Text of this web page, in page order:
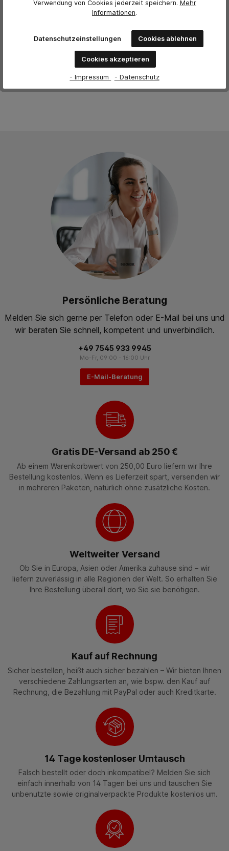
Bewertungen nur in der aktuellen Sprache anzeigen.
Keine Bewertungen gefunden. Teilen Sie Ihre Erfahrungen
Persönliche Beratung
Melden Sie sich gerne per Telefon oder E-Mail bei uns und
wir beraten Sie schnell, kompetent und unverbindlich.
+49 7545 933 9945
Mo-Fr, 09:00 - 16:00 Uhr
E-Mail-Beratung
Gratis DE-Versand ab 250 €
Ab einem Warenkorbwert von 250,00 Euro liefern wir Ihre
Bestellung kostenlos. Wenn es Lieferzeit spart, versenden wir
in mehreren Paketen, natürlich ohne zusätzliche Kosten.
Weltweiter Versand
Ob Sie in Europa, Asien oder Amerika zuhause sind – wir
liefern zuverlässig in alle Regionen der Welt. So erhalten Sie
Ihre Bestellung überall dort, wo Sie sie benötigen.
Kauf auf Rechnung
Sicher bestellen, heißt auch sicher bezahlen – Wir bieten Ihnen
verschiedene Zahlungsarten an, wie bspw. den Kauf auf
Rechnung, die Bezahlung mit PayPal oder auch Kreditkarte.
14 Tage kostenloser Umtausch
Falsch bestellt oder doch inkompatibel? Melden Sie sich
einfach innerhalb von 14 Tagen bei uns und tauschen Sie
unbenutzte sowie originalverpackte Produkte kostenlos um.
Verwendung von Cookies jederzeit speichern. Mehr
Informationen.
Datenschutzeinstellungen Cookies ablehnen
Cookies akzeptieren
- Impressum - Datenschutz